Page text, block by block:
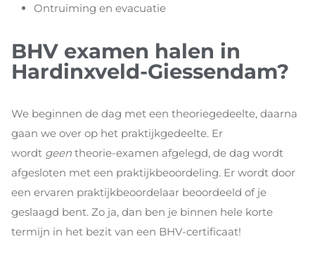
Ontruiming en evacuatie
BHV examen halen in
Hardinxveld-Giessendam?
We beginnen de dag met een theoriegedeelte, daarna
gaan we over op het praktijkgedeelte. Er
wordt geen theorie-examen afgelegd, de dag wordt
afgesloten met een praktijkbeoordeling. Er wordt door
een ervaren praktijkbeoordelaar beoordeeld of je
geslaagd bent. Zo ja, dan ben je binnen hele korte
termijn in het bezit van een BHV-certificaat!